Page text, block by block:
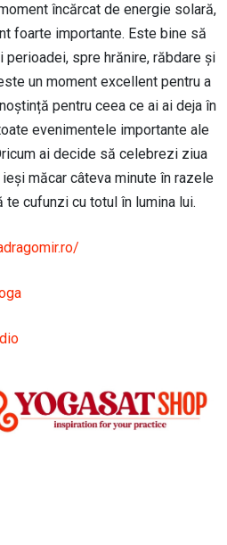
încărcat de energie solară,
foarte importante. Este bine să
spre hrănire, răbdare și
un moment excellent pentru a
pentru ceea ce ai ai deja în
evenimentele importante ale
ai decide să celebrezi ziua
măcar câteva minute în razele
cufunzi cu totul în lumina lui.